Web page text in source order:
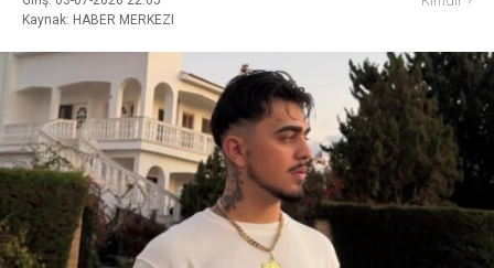
Kaynak: HABER MERKEZI